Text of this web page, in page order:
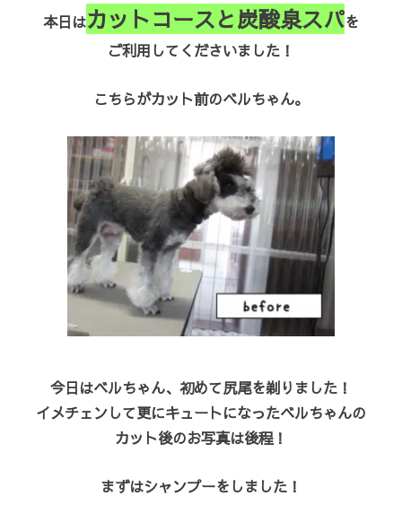
本日はカットコースと炭酸泉スパを
ご利用してくださいました！
こちらがカット前のベルちゃん。
今日はベルちゃん、初めて尻尾を剃りました！
イメチェンして更にキュートになったベルちゃんの
カット後のお写真は後程！
まずはシャンプーをしました！